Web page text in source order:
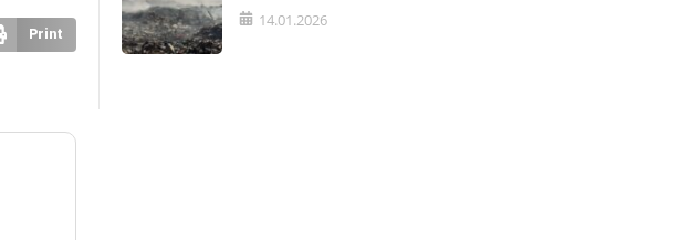
Print
14.01.2026